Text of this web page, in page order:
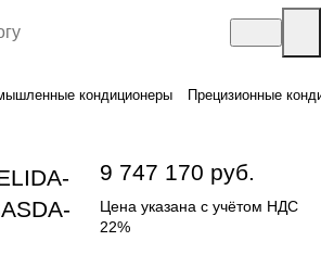
кондиционеры Прецизионные
9 747 170 руб.
Цена указана с учётом НДС
22%